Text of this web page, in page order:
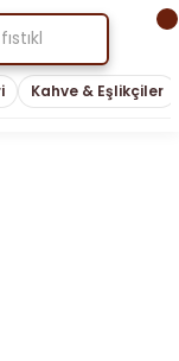
Kahve & Eşlikçiler